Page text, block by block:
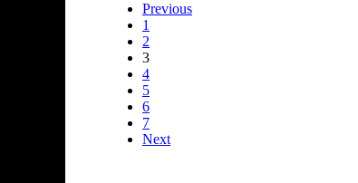
Previous
1
2
3
4
5
6
7
Next